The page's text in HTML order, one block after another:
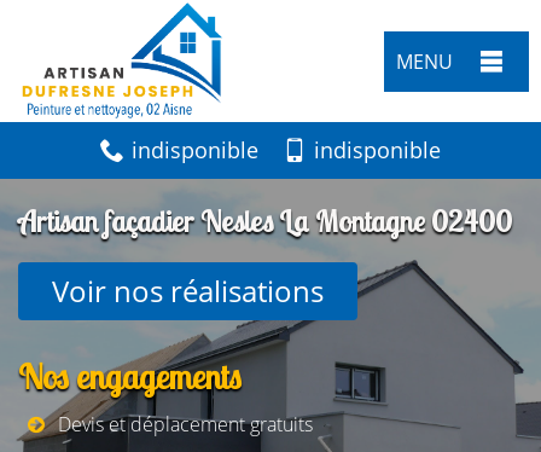
MENU
indisponible indisponible
Artisan façadier Nesles La Montagne 02400
Voir nos réalisations
Nos engagements
Devis et déplacement gratuits